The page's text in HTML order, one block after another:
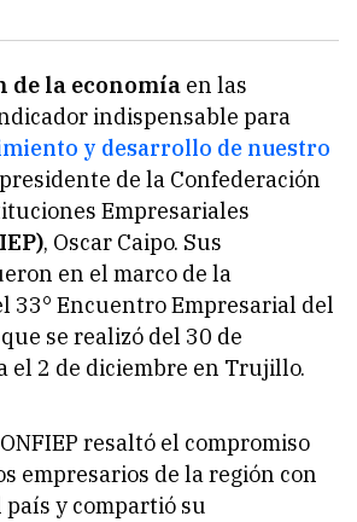
de la economía en las
indispensable para
y desarrollo de nuestro
de la Confederación
Empresariales
, Oscar Caipo. Sus
en el marco de la
33° Encuentro Empresarial del
se realizó del 30 de
el 2 de diciembre en Trujillo.
resaltó el compromiso
empresarios de la región con
y compartió su